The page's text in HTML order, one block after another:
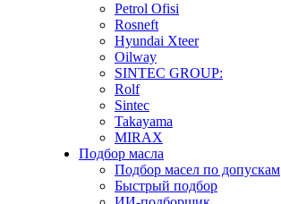
Petrol Ofisi
Rosneft
Hyundai Xteer
Oilway
SINTEC GROUP:
Rolf
Sintec
Takayama
MIRAX
Подбор масла
Подбор масел по допускам
Быстрый подбор